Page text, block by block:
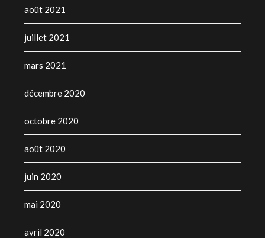
août 2021
juillet 2021
mars 2021
décembre 2020
octobre 2020
août 2020
juin 2020
mai 2020
avril 2020